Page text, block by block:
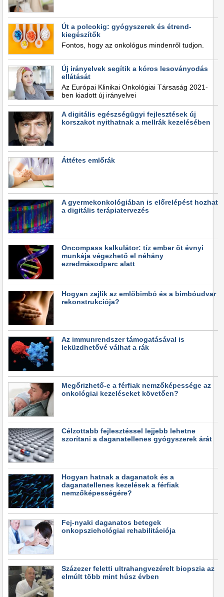
Út a polcokig: gyógyszerek és étrend-
kiegészítők
Fontos, hogy az onkológus mindenről tudjon.
Új irányelvek segítik a kóros lesoványodás
ellátását
Az Európai Klinikai Onkológiai Társaság 2021-
ben kiadott új irányelvei
A digitális egészségügyi fejlesztések új
korszakot nyithatnak a mellrák kezelésében
Áttétes emlőrák
A gyermekonkológiában is előrelépést hozhat
a digitális terápiatervezés
Oncompass kalkulátor: tíz ember öt évnyi
munkája végezhető el néhány
ezredmásodperc alatt
Hogyan zajlik az emlőbimbó és a bimbóudvar
rekonstrukciója?
Az immunrendszer támogatásával is
leküzdhetővé válhat a rák
Megőrizhető-e a férfiak nemzőképessége az
onkológiai kezeléseket követően?
Célzottabb fejlesztéssel lejjebb lehetne
szorítani a daganatellenes gyógyszerek árát
Hogyan hatnak a daganatok és a
daganatellenes kezelések a férfiak
nemzőképességére?
Fej-nyaki daganatos betegek
onkopszichológiai rehabilitációja
Százezer feletti ultrahangvezérelt biopszia az
elmúlt több mint húsz évben